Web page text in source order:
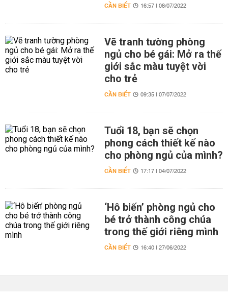
CẦN BIẾT 16:57 | 08/07/2022
Vẽ tranh tường phòng
ngủ cho bé gái: Mở ra thế
giới sắc màu tuyệt vời
cho trẻ
CẦN BIẾT 09:35 | 07/07/2022
Tuổi 18, bạn sẽ chọn
phong cách thiết kế nào
cho phòng ngủ của mình?
CẦN BIẾT 17:17 | 04/07/2022
‘Hô biến’ phòng ngủ cho
bé trở thành công chúa
trong thế giới riêng mình
CẦN BIẾT 16:40 | 27/06/2022